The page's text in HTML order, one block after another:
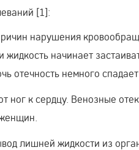
[1]:
нарушения
начинает
отечность немного спадает.
ног к сердцу. Венозные
лишней жидкости из